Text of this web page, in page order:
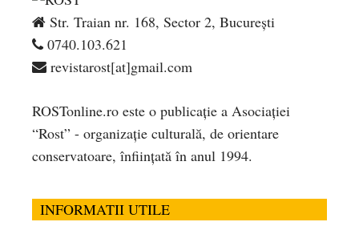
Str. Traian nr. 168, Sector 2, București
0740.103.621
revistarost[at]gmail.com
ROSTonline.ro este o publicaţie a Asociaţiei
“Rost” - organizaţie culturală, de orientare
conservatoare, înfiinţată în anul 1994.
INFORMATII UTILE